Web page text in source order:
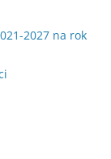
2027 na rok